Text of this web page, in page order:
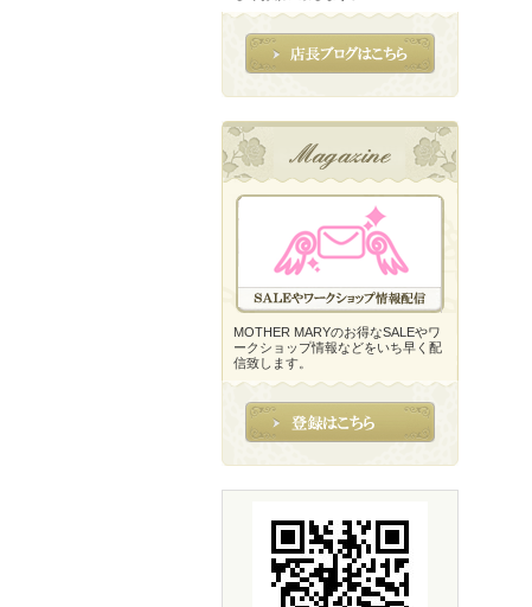
MOTHER MARYのお得なSALEやワ
ークショップ情報などをいち早く配
信致します。